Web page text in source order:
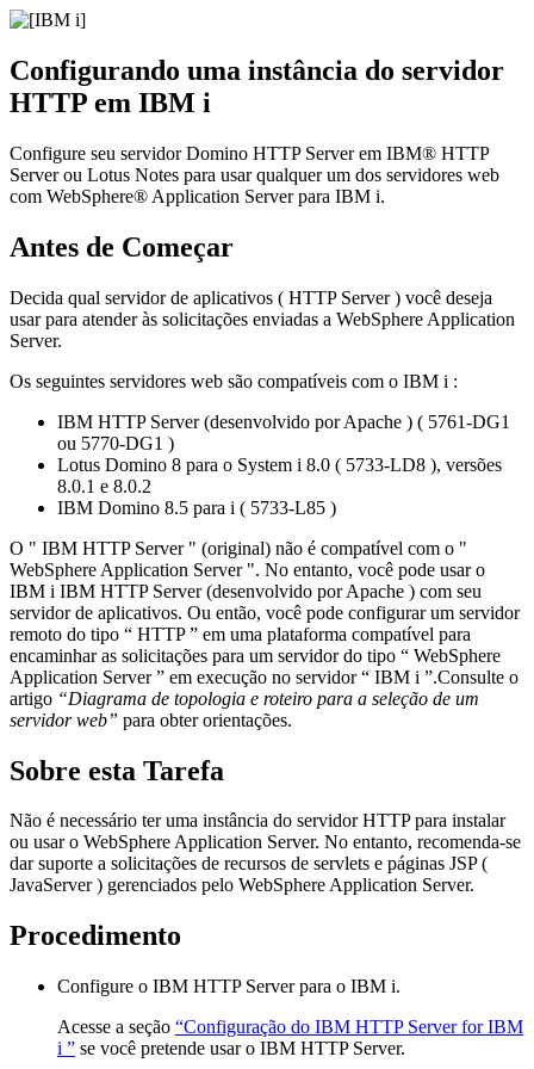
Configurando uma instância do servidor
HTTP em IBM i
Configure seu servidor Domino HTTP Server em IBM® HTTP
Server ou Lotus Notes para usar qualquer um dos servidores web
com WebSphere® Application Server para IBM i.
Antes de Começar
Decida qual servidor de aplicativos ( HTTP Server ) você deseja
usar para atender às solicitações enviadas a WebSphere Application
Server.
Os seguintes servidores web são compatíveis com o IBM i :
IBM HTTP Server (desenvolvido por Apache ) ( 5761-DG1
ou 5770-DG1 )
Lotus Domino 8 para o System i 8.0 ( 5733-LD8 ), versões
8.0.1 e 8.0.2
IBM Domino 8.5 para i ( 5733-L85 )
O " IBM HTTP Server " (original) não é compatível com o "
WebSphere Application Server ". No entanto, você pode usar o
IBM i IBM HTTP Server (desenvolvido por Apache ) com seu
servidor de aplicativos. Ou então, você pode configurar um servidor
remoto do tipo “ HTTP ” em uma plataforma compatível para
encaminhar as solicitações para um servidor do tipo “ WebSphere
Application Server ” em execução no servidor “ IBM i ”.Consulte o
artigo “Diagrama de topologia e roteiro para a seleção de um
servidor web” para obter orientações.
Sobre esta Tarefa
Não é necessário ter uma instância do servidor HTTP para instalar
ou usar o WebSphere Application Server. No entanto, recomenda-se
dar suporte a solicitações de recursos de servlets e páginas JSP (
JavaServer ) gerenciados pelo WebSphere Application Server.
Procedimento
Configure o IBM HTTP Server para o IBM i.
Acesse a seção “Configuração do IBM HTTP Server for IBM
i ” se você pretende usar o IBM HTTP Server.